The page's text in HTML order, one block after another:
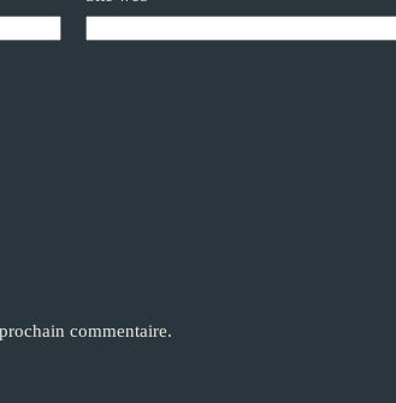
commentaire.